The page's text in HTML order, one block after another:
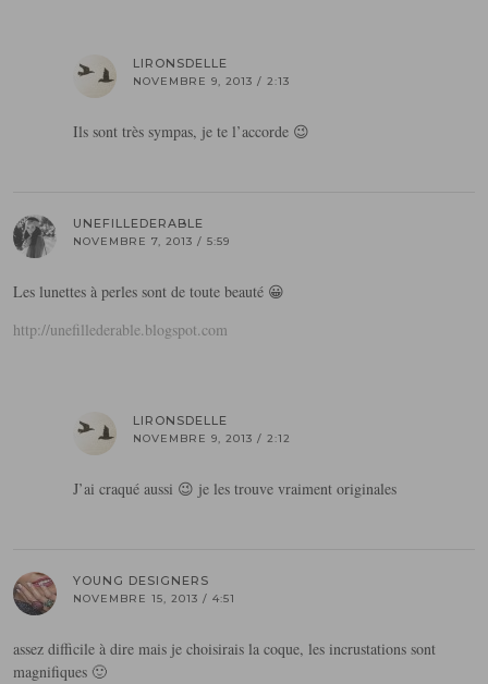
LIRONSDELLE
NOVEMBRE 9, 2013 / 2:13
Ils sont très sympas, je te l’accorde 😉
UNEFILLEDERABLE
NOVEMBRE 7, 2013 / 5:59
Les lunettes à perles sont de toute beauté 😀
http://unefillederable.blogspot.com
LIRONSDELLE
NOVEMBRE 9, 2013 / 2:12
J’ai craqué aussi 😉 je les trouve vraiment originales
YOUNG DESIGNERS
NOVEMBRE 15, 2013 / 4:51
assez difficile à dire mais je choisirais la coque, les incrustations sont
magnifiques 🙂